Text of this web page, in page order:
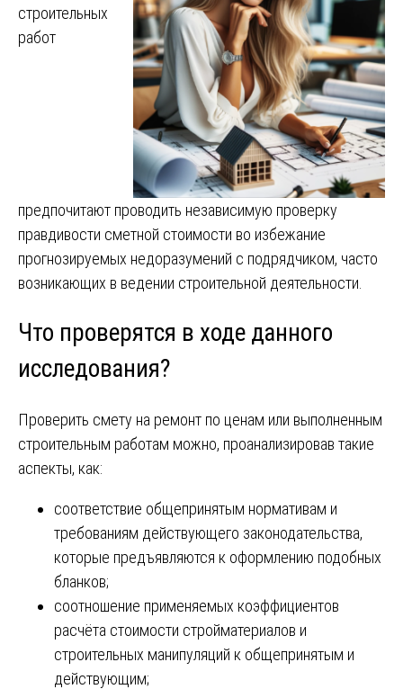
строительных
работ
предпочитают проводить независимую проверку
правдивости сметной стоимости во избежание
прогнозируемых недоразумений с подрядчиком, часто
возникающих в ведении строительной деятельности.
Что проверятся в ходе данного
исследования?
Проверить смету на ремонт по ценам или выполненным
строительным работам можно, проанализировав такие
аспекты, как:
соответствие общепринятым нормативам и
требованиям действующего законодательства,
которые предъявляются к оформлению подобных
бланков;
соотношение применяемых коэффициентов
расчёта стоимости стройматериалов и
строительных манипуляций к общепринятым и
действующим;